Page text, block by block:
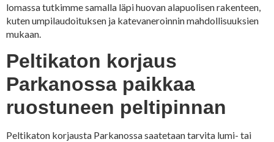
lomassa tutkimme samalla läpi huovan alapuolisen rakenteen,
kuten umpilaudoituksen ja katevaneroinnin mahdollisuuksien
mukaan.
Peltikaton korjaus
Parkanossa paikkaa
ruostuneen peltipinnan
Peltikaton korjausta Parkanossa saatetaan tarvita lumi- tai